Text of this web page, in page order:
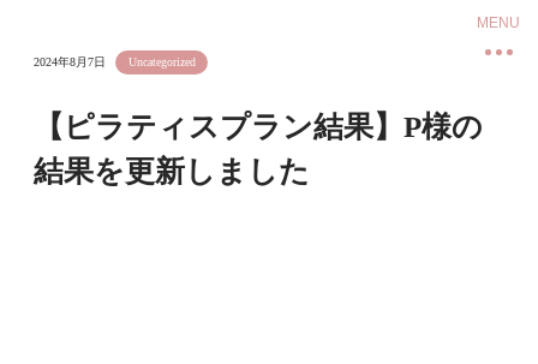
2024年8月7日 Uncategorized
【ピラティスプラン結果】P様の
結果を更新しました